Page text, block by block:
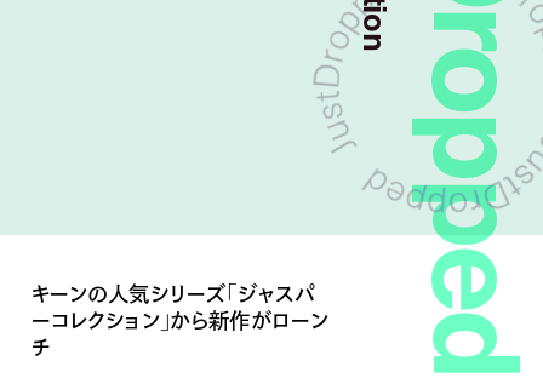
キーンの人気シリーズ｢ジャスパ
ーコレクション」から新作がローン
チ